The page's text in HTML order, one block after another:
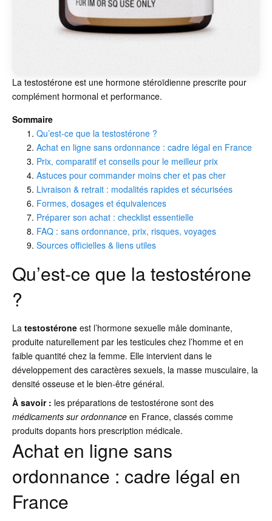
La testostérone est une hormone stéroïdienne prescrite pour
complément hormonal et performance.
Sommaire
Qu’est-ce que la testostérone ?
Achat en ligne sans ordonnance : cadre légal en France
Prix, comparatif et conseils pour le meilleur prix
Astuces pour commander moins cher et pas cher
Livraison & retrait : modalités rapides et sécurisées
Formes, dosages et équivalences
Préparer son achat : checklist essentielle
FAQ : sans ordonnance, prix, risques, voyages
Sources officielles & liens utiles
Qu’est-ce que la testostérone
?
La testostérone est l’hormone sexuelle mâle dominante,
produite naturellement par les testicules chez l’homme et en
faible quantité chez la femme. Elle intervient dans le
développement des caractères sexuels, la masse musculaire, la
densité osseuse et le bien-être général.
À savoir : les préparations de testostérone sont des
médicaments sur ordonnance en France, classés comme
produits dopants hors prescription médicale.
Achat en ligne sans
ordonnance : cadre légal en
France